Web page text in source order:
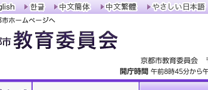
京都市教育委員会
開庁時間 午前8時45分から